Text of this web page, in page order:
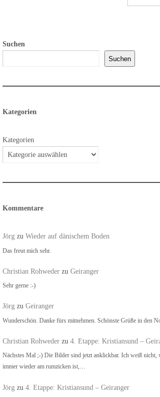
Suchen
Suchen
Kategorien
Kategorien
Kommentare
Jörg zu Wieder auf dänischem Boden
Das freut mich sehr.
Christian Rohweder zu Geiranger
Sehr gerne :-)
Jörg zu Geiranger
Wunderschön. Danke fürs mitnehmen. Schönste Grüße in den
Christian Rohweder zu 4. Etappe: Kristiansund –
Nächstes Mal ;-) Die Bilder sind jetzt anklickbar. Ich weiß nicht,
immer wieder am rumzicken ist,…
Jörg zu 4. Etappe: Kristiansund – Geiranger